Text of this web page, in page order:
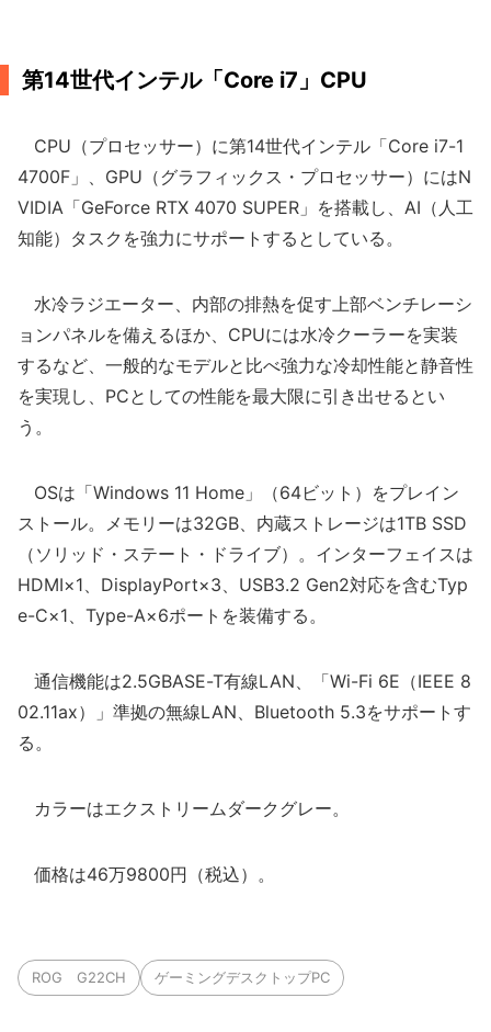
第14世代インテル「Core i7」CPU
CPU（プロセッサー）に第14世代インテル「Core i7-1
4700F」、GPU（グラフィックス・プロセッサー）にはN
VIDIA「GeForce RTX 4070 SUPER」を搭載し、AI（人工
知能）タスクを強力にサポートするとしている。
水冷ラジエーター、内部の排熱を促す上部ベンチレーシ
ョンパネルを備えるほか、CPUには水冷クーラーを実装
するなど、一般的なモデルと比べ強力な冷却性能と静音性
を実現し、PCとしての性能を最大限に引き出せるとい
う。
OSは「Windows 11 Home」（64ビット）をプレイン
ストール。メモリーは32GB、内蔵ストレージは1TB SSD
（ソリッド・ステート・ドライブ）。インターフェイスは
HDMI×1、DisplayPort×3、USB3.2 Gen2対応を含むTyp
e-C×1、Type-A×6ポートを装備する。
通信機能は2.5GBASE-T有線LAN、「Wi-Fi 6E（IEEE 8
02.11ax）」準拠の無線LAN、Bluetooth 5.3をサポートす
る。
カラーはエクストリームダークグレー。
価格は46万9800円（税込）。
ROG G22CH ゲーミングデスクトップPC